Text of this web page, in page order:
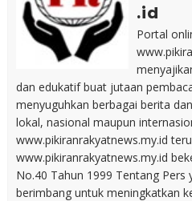
.id
Portal
dan edukatif buat jutaan
menyuguhkan berbagai berita
lokal, nasional maupun
www.pikiranrakyatnews.my.id
www.pikiranrakyatnews.my.id
No.40 Tahun 1999 Tentang Pers
berimbang untuk meningkatkan